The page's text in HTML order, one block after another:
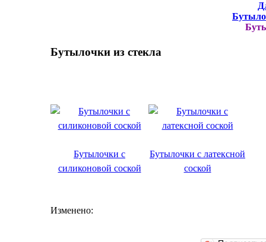
Бутылочки из стекла
Бутылочки с
силиконовой соской
Бутылочки с латексной
соской
Изменено: